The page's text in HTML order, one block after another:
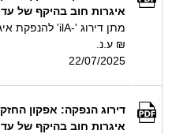
איגרות חוב בהיקף של עד 150 מיליון ₪ ע.נ.
₪ ע.נ.
22/07/2025
איגרות חוב בהיקף של עד 100 מיליון ₪ ע.נ.